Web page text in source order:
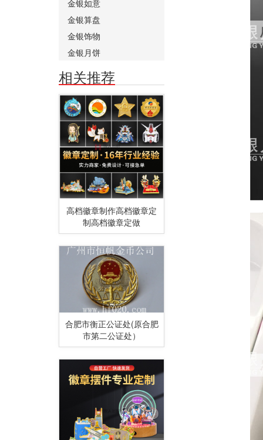
金银如意
金银算盘
金银饰物
金银月饼
相关推荐
高档徽章制作高档徽章定
制高档徽章定做
合肥市衡正公证处(原合肥
市第二公证处）